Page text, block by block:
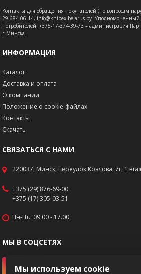
Контакты для обращения покупателей (по вопросам
29-684-06-14, info@knipex-belarus.by Уполномоченный
потребителей: +375-17-374-39-73 – администрация
г.Минска.
ИНФОРМАЦИЯ
Каталог
Доставка и оплата
О компании
Положение о cookie-файлах
Контакты
Скачать
СВЯЗАТЬСЯ С НАМИ
220037, Минск, переулок Козлова, 7г, 1
+375 (29) 876-69-00
+375 (17) 305-03-51
Пн-Пт.: 09.00 - 17.00
МЫ В СОЦСЕТЯХ
Мы используем cookie